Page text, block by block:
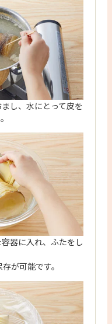
し、水にとって皮を
器に入れ、ふたをし
が可能です。